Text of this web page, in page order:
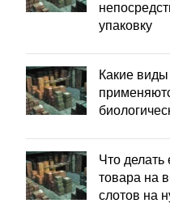
упаковку
Какие
Что делать
товара на
слотов на